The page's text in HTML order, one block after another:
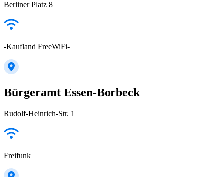
Berliner Platz 8
-Kaufland FreeWiFi-
Bürgeramt Essen-Borbeck
Rudolf-Heinrich-Str. 1
Freifunk